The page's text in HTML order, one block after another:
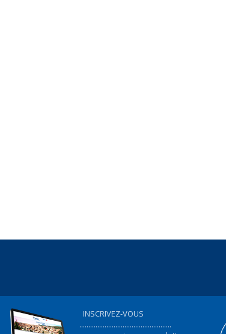
INSCRIVEZ-VOUS
...................................................